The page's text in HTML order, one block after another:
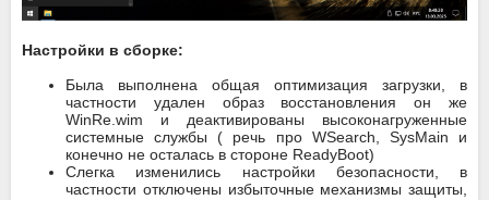
Настройки в сборке:
Была выполнена общая оптимизация загрузки, в
частности удален образ восстановления он же
WinRe.wim и деактивированы высоконагруженные
системные службы ( речь про WSearch, SysMain и
конечно не осталась в стороне ReadyBoot)
Слегка изменились настройки безопасности, в
частности отключены избыточные механизмы защиты,